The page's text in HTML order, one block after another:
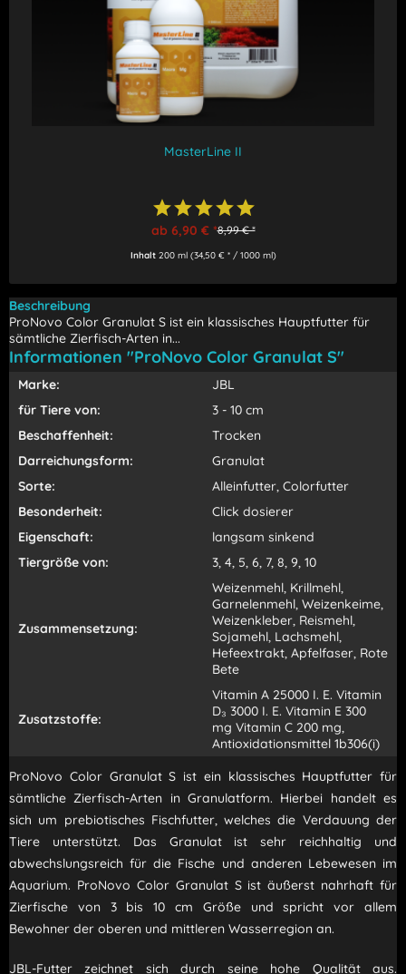
MasterLine II
ab 6,90 € *8,99 € *
Inhalt 200 ml (34,50 € * / 1000 ml)
Beschreibung
ProNovo Color Granulat S ist ein klassisches Hauptfutter für
sämtliche Zierfisch-Arten in...
Informationen "ProNovo Color Granulat S"
Marke:
JBL
für Tiere von:
3 - 10 cm
Beschaffenheit:
Trocken
Darreichungsform:
Granulat
Sorte:
Alleinfutter, Colorfutter
Besonderheit:
Click dosierer
Eigenschaft:
langsam sinkend
Tiergröße von:
3, 4, 5, 6, 7, 8, 9, 10
Zusammensetzung:
Weizenmehl, Krillmehl,
Garnelenmehl, Weizenkeime,
Weizenkleber, Reismehl,
Sojamehl, Lachsmehl,
Hefeextrakt, Apfelfaser, Rote
Bete
Zusatzstoffe:
Vitamin A 25000 I. E. Vitamin
D₃ 3000 I. E. Vitamin E 300
mg Vitamin C 200 mg,
Antioxidationsmittel 1b306(i)
ProNovo Color Granulat S ist ein klassisches Hauptfutter für
sämtliche Zierfisch-Arten in Granulatform. Hierbei handelt es
sich um prebiotisches Fischfutter, welches die Verdauung der
Tiere unterstützt. Das Granulat ist sehr reichhaltig und
abwechslungsreich für die Fische und anderen Lebewesen im
Aquarium. ProNovo Color Granulat S ist äußerst nahrhaft für
Zierfische von 3 bis 10 cm Größe und spricht vor allem
Bewohner der oberen und mittleren Wasserregion an.
JBL-Futter zeichnet sich durch seine hohe Qualität aus.